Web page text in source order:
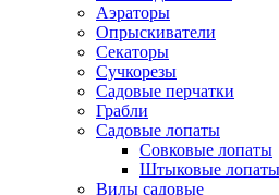
Аэраторы
Опрыскиватели
Секаторы
Сучкорезы
Садовые перчатки
Грабли
Садовые лопаты
Совковые лопаты
Штыковые лопаты
Вилы садовые